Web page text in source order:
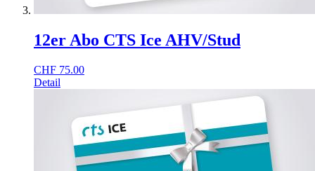
12er Abo CTS Ice AHV/Stud
CHF 75.00
Detail